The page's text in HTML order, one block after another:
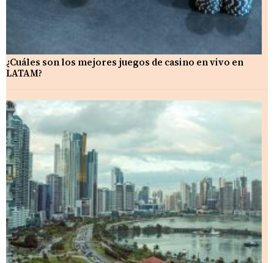
¿Cuáles son los mejores juegos de casino en vivo en
LATAM?